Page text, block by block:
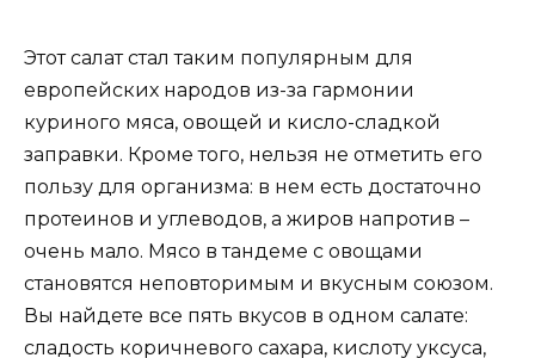
Этот салат стал таким популярным для
европейских народов из-за гармонии
куриного мяса, овощей и кисло-сладкой
заправки. Кроме того, нельзя не отметить его
пользу для организма: в нем есть достаточно
протеинов и углеводов, а жиров напротив –
очень мало. Мясо в тандеме с овощами
становятся неповторимым и вкусным союзом.
Вы найдете все пять вкусов в одном салате:
сладость коричневого сахара, кислоту уксуса,